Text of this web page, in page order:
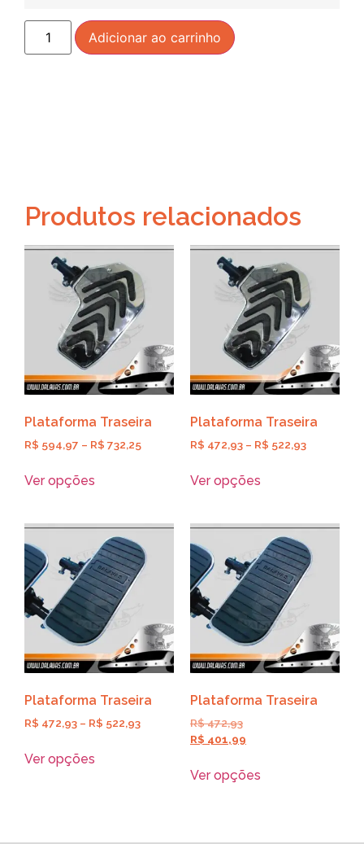
Adicionar ao carrinho
Produtos relacionados
Plataforma Traseira
R$ 594,97 – R$ 732,25
Ver opções
Plataforma Traseira
R$ 472,93 – R$ 522,93
Ver opções
Plataforma Traseira
R$ 472,93 – R$ 522,93
Ver opções
Plataforma Traseira
R$472,93
R$ 401,99
Ver opções